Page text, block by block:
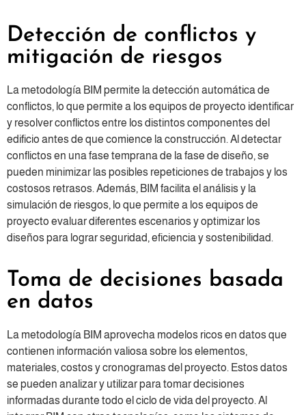
Detección de conflictos y
mitigación de riesgos
La metodología BIM permite la detección automática de
conflictos, lo que permite a los equipos de proyecto identificar
y resolver conflictos entre los distintos componentes del
edificio antes de que comience la construcción. Al detectar
conflictos en una fase temprana de la fase de diseño, se
pueden minimizar las posibles repeticiones de trabajos y los
costosos retrasos. Además, BIM facilita el análisis y la
simulación de riesgos, lo que permite a los equipos de
proyecto evaluar diferentes escenarios y optimizar los
diseños para lograr seguridad, eficiencia y sostenibilidad.
Toma de decisiones basada
en datos
La metodología BIM aprovecha modelos ricos en datos que
contienen información valiosa sobre los elementos,
materiales, costos y cronogramas del proyecto. Estos datos
se pueden analizar y utilizar para tomar decisiones
informadas durante todo el ciclo de vida del proyecto. Al